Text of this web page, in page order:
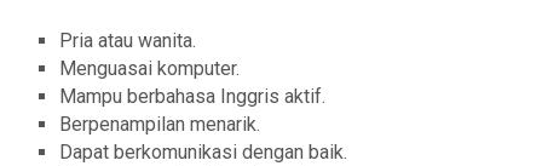
Pria atau wanita.
Menguasai komputer.
Mampu berbahasa Inggris aktif.
Berpenampilan menarik.
Dapat berkomunikasi dengan baik.